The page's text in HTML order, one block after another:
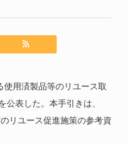
用済製品等のリユース取
公表した。本手引きは、
リユース促進施策の参考資